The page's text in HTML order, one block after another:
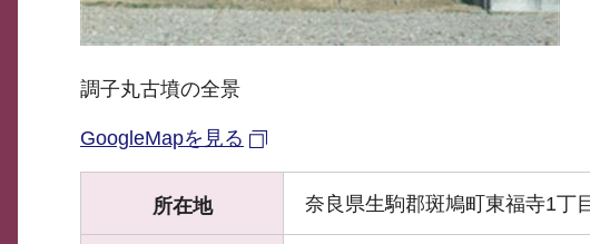
調子丸古墳の全景
GoogleMapを見る
所在地 奈良県生駒郡斑鳩町東福寺1丁